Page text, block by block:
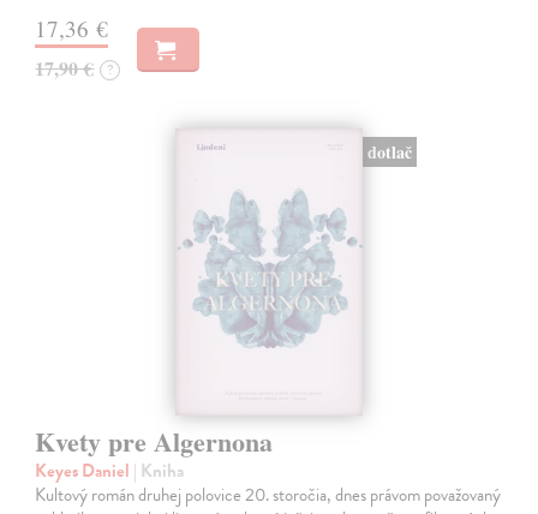
17,36 €
17,90 € ?
dotlač
Kvety pre Algernona
Keyes Daniel | Kniha
Kultový román druhej polovice 20. storočia, dnes právom považovaný